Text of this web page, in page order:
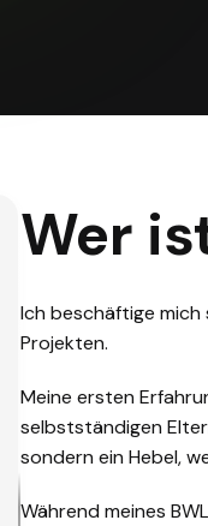
Wer
Ich beschäftige
Projekten.
Meine ersten
selbstständigen
sondern ein Hebel,
Während meines